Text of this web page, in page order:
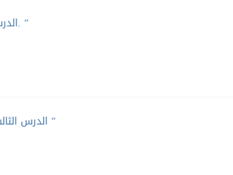
الدرس الرابع ” المفعول المطلق. “
الدرس الثالث ” التنازع – دراسة تطبيقية “